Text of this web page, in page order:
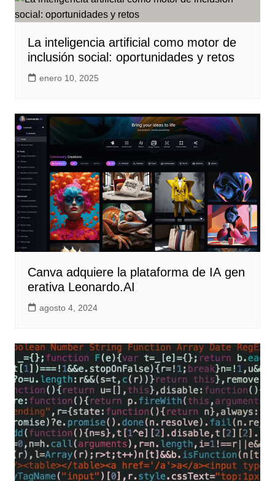
La inteligencia artificial como motor de
inclusión social: oportunidades y retos
enero 10, 2025
Canva adquiere la plataforma de IA gen
erativa Leonardo.AI
agosto 4, 2024